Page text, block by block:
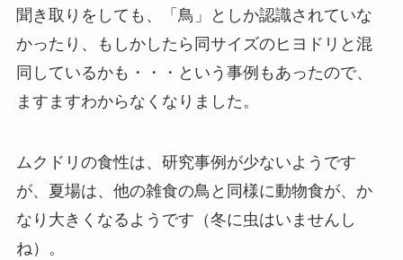
聞き取りをしても、「鳥」としか認識されていな
かったり、もしかしたら同サイズのヒヨドリと混
同しているかも・・・という事例もあったので、
ますますわからなくなりました。
ムクドリの食性は、研究事例が少ないようです
が、夏場は、他の雑食の鳥と同様に動物食が、か
なり大きくなるようです（冬に虫はいませんし
ね）。